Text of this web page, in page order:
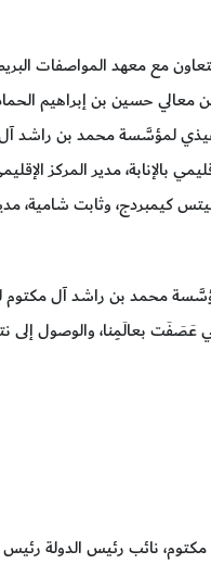
مع معهد المواصفات
حسين بن إبراهيم
لمؤسَّسة محمد بن راشد آل
بالإنابة، مدير المركز
كيمبردج، وثابت
محمد بن راشد آل مكتوم
عَصَفَت بعالَمِنا، والوصول إلى
نائب رئيس الدولة رئيس